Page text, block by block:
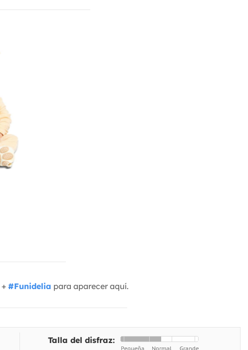
+ #Funidelia para aparecer aquí.
Talla del disfraz: